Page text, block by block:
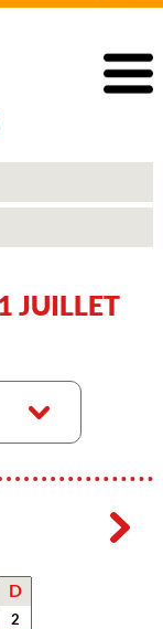
JUILLET
D
2